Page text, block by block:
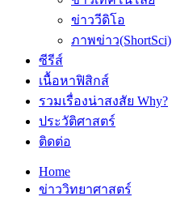
ข่าววีดิโอ
ภาพข่าว(ShortSci)
ซีรีส์
เนื้อหาฟิสิกส์
รวมเรื่องน่าสงสัย Why?
ประวัติศาสตร์
ติดต่อ
Home
ข่าววิทยาศาสตร์